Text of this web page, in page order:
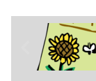
「小さい子のしつ
の？」といったよ